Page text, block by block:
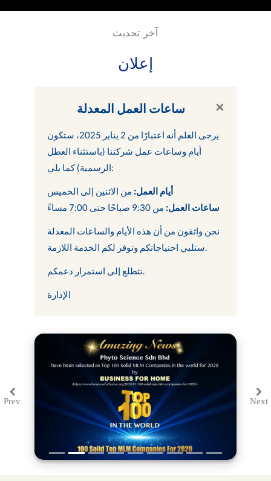
آخر تحديث
إعلان
× ساعات العمل المعدلة
يرجى العلم أنه اعتبارًا من 2 يناير 2025، ستكون
أيام وساعات عمل شركتنا (باستثناء العطل
الرسمية) كما يلي:
أيام العمل: من الاثنين إلى الخميس
ساعات العمل: من 9:30 صباحًا حتى 7:00 مساءً
نحن واثقون من أن هذه الأيام والساعات المعدلة
ستلبي احتياجاتكم وتوفر لكم الخدمة اللازمة.
نتطلع إلى استمرار دعمكم.
الإدارة
PrevPrevious Next